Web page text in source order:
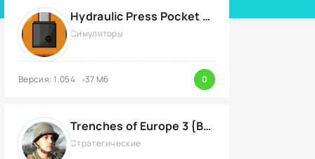
Hydraulic Press Pocket {ВЗЛОМ: бесконечные деньги}
Симуляторы
Версия: 1.054 37 Мб 0
Trenches of Europe 3 {ВЗЛОМ: много денег}
Стратегические